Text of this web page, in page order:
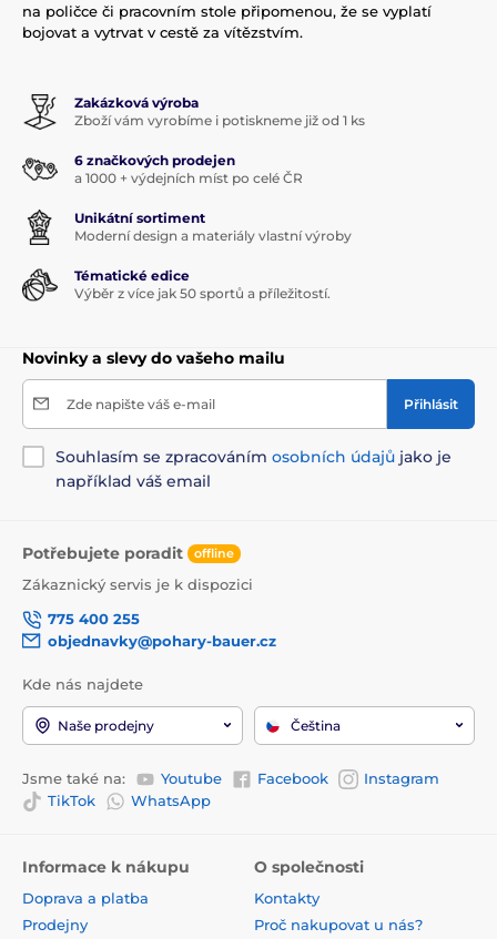
na poličce či pracovním stole připomenou, že se vyplatí
bojovat a vytrvat v cestě za vítězstvím.
Zakázková výroba
Zboží vám vyrobíme i potiskneme již od 1 ks
6 značkových prodejen
a 1000 + výdejních míst po celé ČR
Unikátní sortiment
Moderní design a materiály vlastní výroby
Tématické edice
Výběr z více jak 50 sportů a příležitostí.
Novinky a slevy do vašeho mailu
Zde napište váš e-mail Přihlásit
Souhlasím se zpracováním osobních údajů jako je
například váš email
Potřebujete poradit offline
Zákaznický servis je k dispozici
775 400 255
objednavky@pohary-bauer.cz
Kde nás najdete
Naše prodejny Čeština
Jsme také na: Youtube Facebook
Instagram
TikTok
WhatsApp
Informace k nákupu
Doprava a platba
Prodejny
O společnosti
Kontakty
Proč nakupovat u nás?